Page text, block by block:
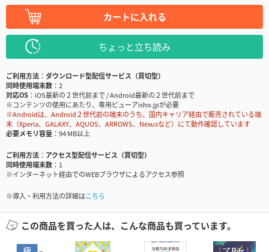
カートに入れる
ちょっと立ち読み
ご利用方法
ダウンロード型配信サービス（買切型）
同時使用端末数
2
対応OS
iOS最新の２世代前まで / Android最新の２世代前まで
※コンテンツの使用にあたり、専用ビューアisho.jpが必要
※Androidは、Android２世代前の端末のうち、国内キャリア経由で販売されている端
末（Xperia、GALAXY、AQUOS、ARROWS、Nexusなど）にて動作確認しています
必要メモリ容量
94 MB以上
ご利用方法
アクセス型配信サービス（買切型）
同時使用端末数
1
※インターネット経由でのWEBブラウザによるアクセス参照
※導入・利用方法の詳細はこちら
この商品を買った人は、こんな商品も買っています。